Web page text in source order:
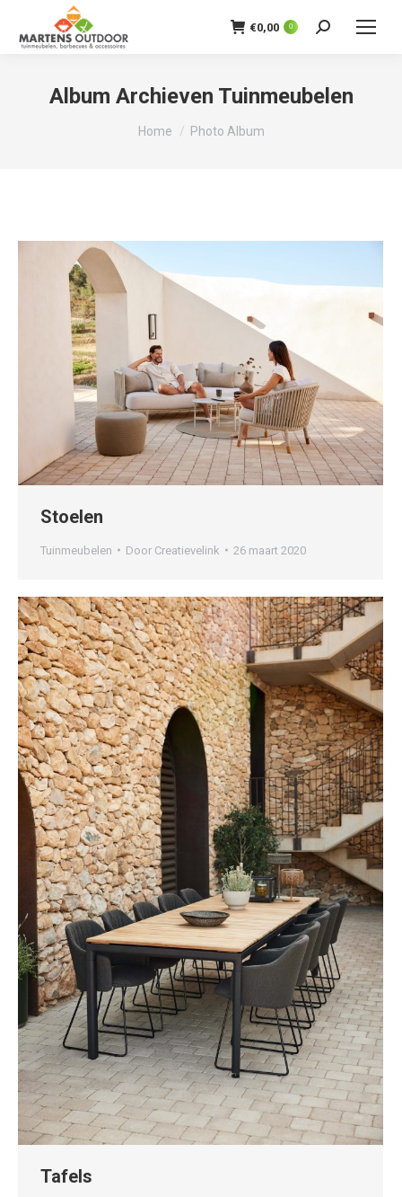
€0,00 0 Zoeken:
Album Archieven Tuinmeubelen
Je bent hier:
Home Photo Album
Stoelen
Tuinmeubelen Door Creatievelink 26 maart 2020
Tafels